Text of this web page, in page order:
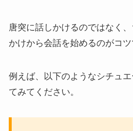
唐突に話しかけるのではなく
かけから会話を始めるのがコツ
例えば、以下のようなシチュ
てみてください。